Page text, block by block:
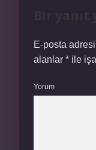
E-posta
alanlar * ile
Yorum